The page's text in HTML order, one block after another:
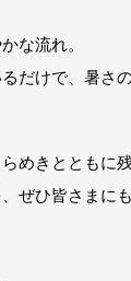
な流れ。
だけで、暑さ
めきとともに
ぜひ皆さまに